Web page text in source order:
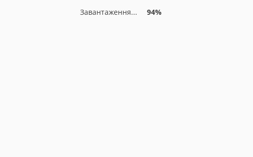
Завантаження... 94%